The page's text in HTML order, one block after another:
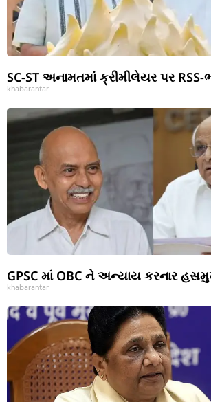
SC-ST અનામતમાં ક્રીમીલેયર પર
khabarantar
GPSC માં OBC ને અન્યાય કરનાર
khabarantar